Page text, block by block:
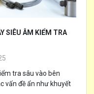
SIÊU ÂM KIỂM TRA
tra sâu vào bên
vấn đề ẩn như khuyết